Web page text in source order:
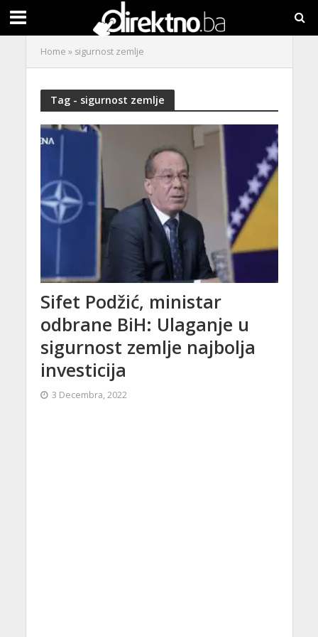
Home » sigurnost zemlje
Tag - sigurnost zemlje
Sifet Podžić, ministar
odbrane BiH: Ulaganje u
sigurnost zemlje najbolja
investicija
3 Decembra, 2022